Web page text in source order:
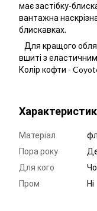
має застібку-
вантажна
блискавках.
Для кращого
вшиті з
Колір кофти -
Матеріал
Пора року
Для кого
Пром
Ні